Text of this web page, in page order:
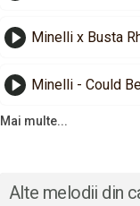
Minelli x Busta
Minelli - Could
Mai multe...
Alte melodii din